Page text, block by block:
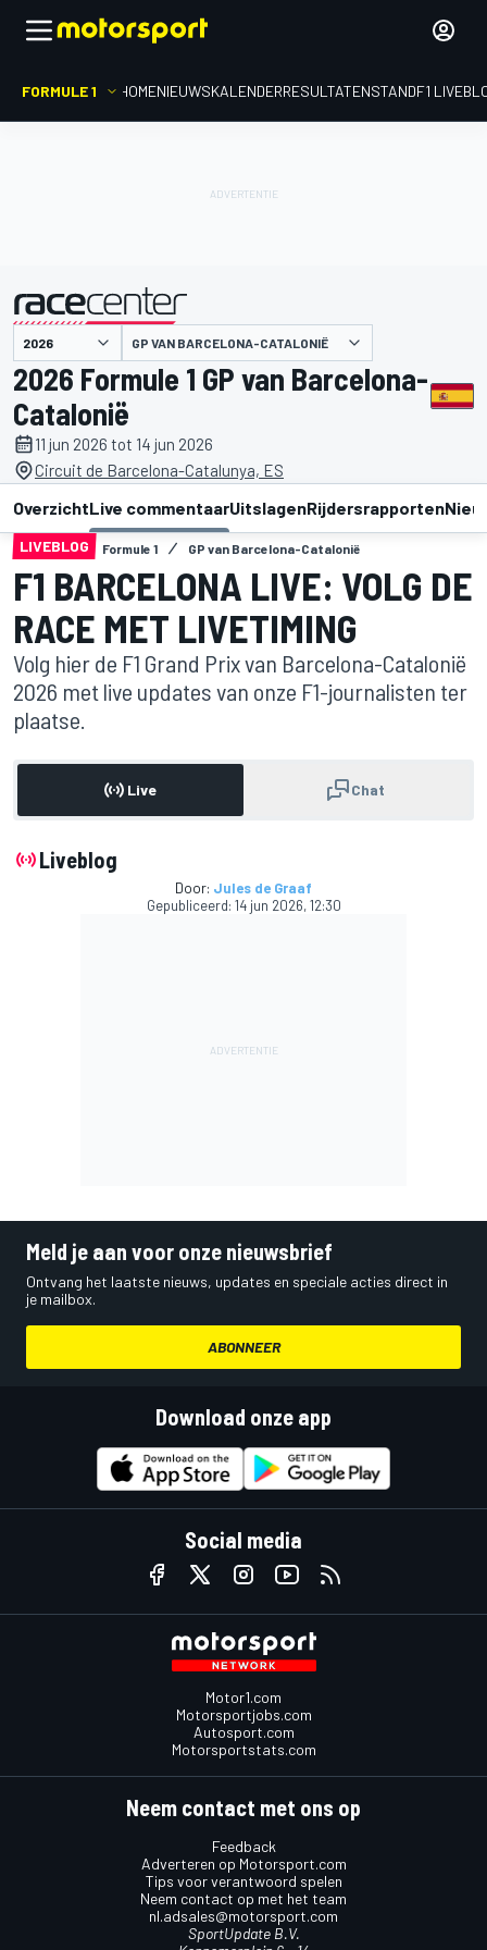
FORMULE 1 HOMENIEUWSKALENDERRESULTATENSTANDF1
GP VAN BARCELONA-CATALONIË
2026 Formule 1 GP van Barcelona-
Catalonië
11 jun 2026 tot 14 jun 2026
Circuit de Barcelona-Catalunya, ES
OverzichtLive commentaarUitslagenRijdersrapporten
LIVEBLOG Formule 1 GP van Barcelona-Catalonië
F1 BARCELONA LIVE: VOLG DE
RACE MET LIVETIMING
Volg hier de F1 Grand Prix van Barcelona-Catalonië
2026 met live updates van onze F1-journalisten ter
plaatse.
Live Chat
Liveblog
Door: Jules de Graaf
Gepubliceerd: 14 jun 2026, 12:30
Meld je aan voor onze nieuwsbrief
Ontvang het laatste nieuws, updates en speciale acties direct in
je mailbox.
ABONNEER
Download onze app
Social media
Motor1.com
Motorsportjobs.com
Autosport.com
Motorsportstats.com
Neem contact met ons op
Feedback
Adverteren op Motorsport.com
Tips voor verantwoord spelen
Neem contact op met het team
nl.adsales@motorsport.com
SportUpdate B.V.